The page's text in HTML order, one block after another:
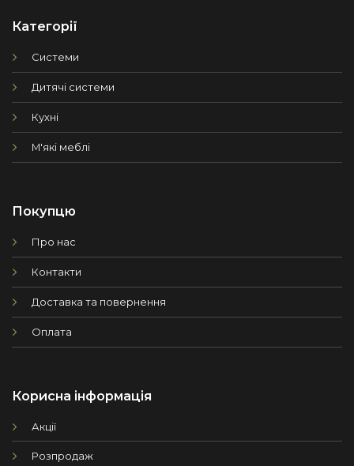
Категорії
Системи
Дитячі системи
Кухні
М'які меблі
Покупцю
Про нас
Контакти
Доставка та повернення
Оплата
Корисна інформація
Акції
Розпродаж